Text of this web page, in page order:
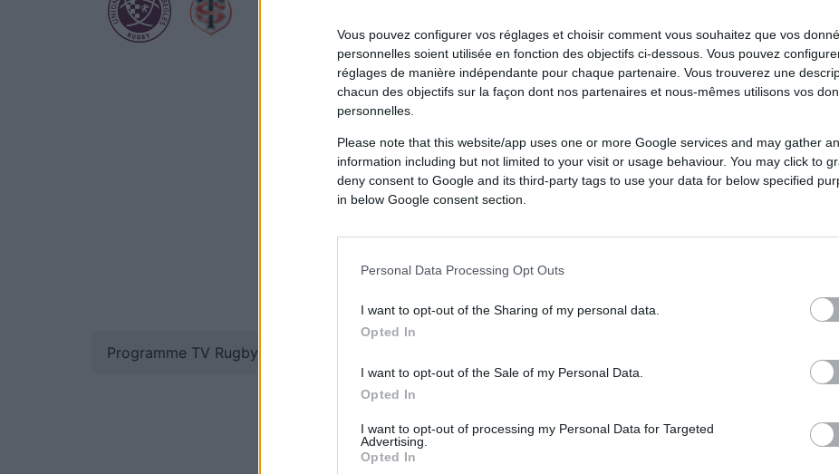
Vous pouvez configurer vos réglages et choisir comment vous souhaitez que vos
personnelles soient utilisée en fonction des objectifs ci-dessous. Vous pouvez
réglages de manière indépendante pour chaque partenaire. Vous trouverez une
chacun des objectifs sur la façon dont nos partenaires et nous-mêmes utilisons vos
personnelles.
Please note that this website/app uses one or more Google services and may gather
information including but not limited to your visit or usage behaviour. You may click to
deny consent to Google and its third-party tags to use your data for below specified
in below Google consent section.
Personal Data Processing Opt Outs
I want to opt-out of the Sharing of my personal data.
Opted In
I want to opt-out of the Sale of my Personal Data.
Opted In
I want to opt-out of processing my Personal Data for Targeted
Advertising.
Opted In
Programme TV Rugby